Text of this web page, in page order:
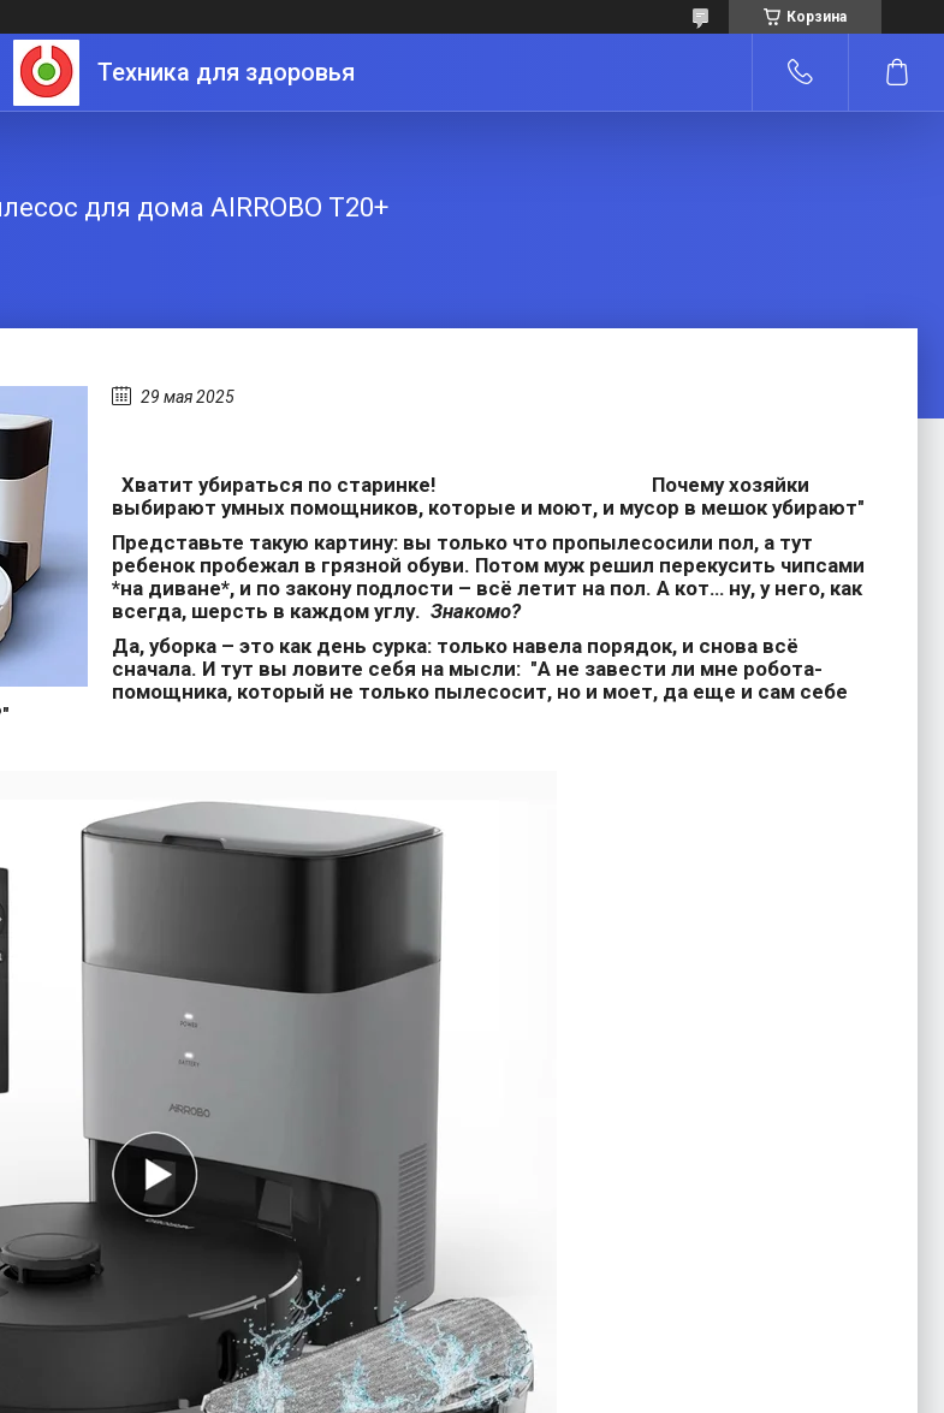
Корзина
Техника для здоровья
для дома AIRROBO T20+
29 мая 2025
Хватит убираться по старинке! Почему хозяйки
выбирают умных помощников, которые и моют, и мусор в мешок убирают"
Представьте такую картину: вы только что пропылесосили пол, а тут
ребенок пробежал в грязной обуви. Потом муж решил перекусить чипсами
*на диване*, и по закону подлости – всё летит на пол. А кот… ну, у него, как
всегда, шерсть в каждом углу. Знакомо?
Да, уборка – это как день сурка: только навела порядок, и снова всё
сначала. И тут вы ловите себя на мысли: "А не завести ли мне робота-
помощника, который не только пылесосит, но и моет, да еще и сам себе